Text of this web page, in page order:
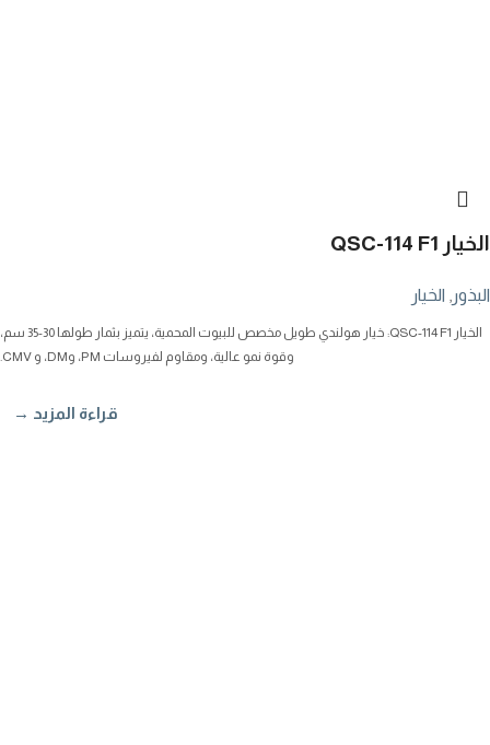
الخيار QSC-114 F1
البذور الخيار
الخيار QSC-114 F1: خيار هولندي طويل مخصص للبيوت المحمية، يتميز بثمار طولها 30-35 سم،
وقوة نمو عالية، ومقاوم لفيروسات PM، وDM، و CMV.
قراءة المزيد →